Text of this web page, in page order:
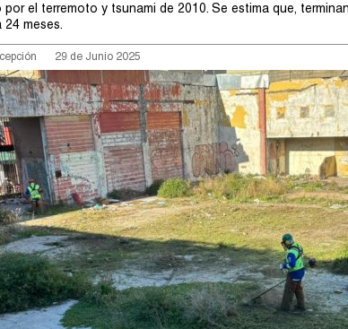
por el terremoto y tsunami de 2010. Se estima que,
meses.
29 de Junio 2025